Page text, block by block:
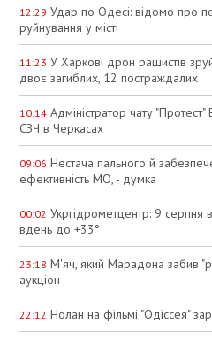
12:29 Удар по Одесі: відомо про
руйнування у місті
11:23 У Харкові дрон рашистів
двоє загиблих, 12 постраждалих
10:14 Адміністратор чату
СЗЧ в Черкасах
09:06 Нестача пального й
ефективність МО, - думка
00:02 Укргідрометцентр: 9 серпня
вдень до +33°
23:18 М'яч, який Марадона забив
аукціон
22:12 Нолан на фільмі "Одіссея"